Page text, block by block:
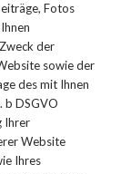
Fotos
der
sowie der
des mit Ihnen
b DSGVO
Ihrer
Website
Ihres